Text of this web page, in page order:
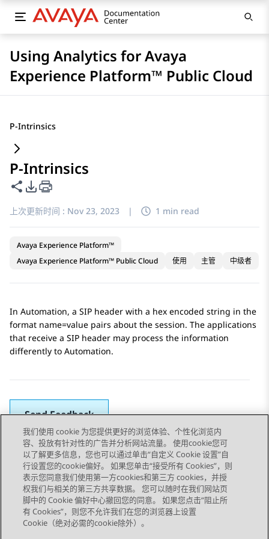
Using Analytics for Avaya
Experience Platform™ Public Cloud
P-Intrinsics
P-Intrinsics
共享此页面
PDF 导出选项
上次更新时间 : Nov 23, 2023 | 1 min read
Avaya Experience Platform™
Avaya Experience Platform™ Public Cloud
使用 主管 中级者
In Automation, a SIP header with a hex encoded string in the
format name=value pairs about the session. The applications
that receive a SIP header may process the information
differently to Automation.
Send Feedback
Topic navigation
上一主题 下一主题
STAY CONNECTED
我们使用 cookie 为您提供更好的浏览体验、个性化浏览内
容、投放有针对性的广告并分析网站流量。 使用cookie您可
以了解更多信息，您也可以通过单击“自定义 Cookie 设置”自
行设置您的cookie偏好。 如果您单击“接受所有 Cookies”，则
表示您同意我们使用第一方cookies和第三方 cookies，并授
权我们与相关的第三方共享数据。 您可以随时在我们网站页
脚中的 Cookie 偏好中心撤回您的同意。 如果您点击“阻止所
有 Cookies”，则您不允许我们在您的浏览器上设置
Cookie（绝对必需的cookie除外）。